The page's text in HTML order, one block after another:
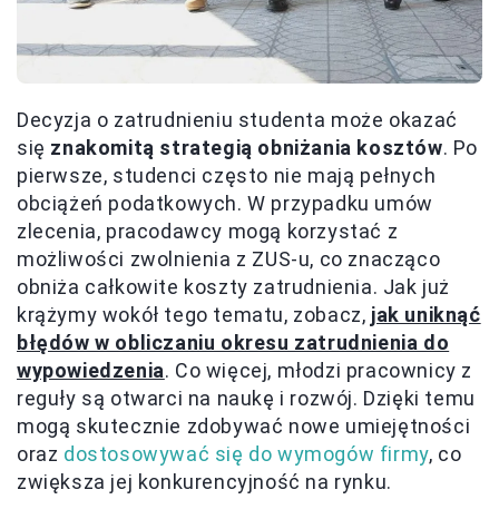
Decyzja o zatrudnieniu studenta może okazać
się znakomitą strategią obniżania kosztów. Po
pierwsze, studenci często nie mają pełnych
obciążeń podatkowych. W przypadku umów
zlecenia, pracodawcy mogą korzystać z
możliwości zwolnienia z ZUS-u, co znacząco
obniża całkowite koszty zatrudnienia. Jak już
krążymy wokół tego tematu, zobacz, jak uniknąć
błędów w obliczaniu okresu zatrudnienia do
wypowiedzenia. Co więcej, młodzi pracownicy z
reguły są otwarci na naukę i rozwój. Dzięki temu
mogą skutecznie zdobywać nowe umiejętności
oraz dostosowywać się do wymogów firmy, co
zwiększa jej konkurencyjność na rynku.